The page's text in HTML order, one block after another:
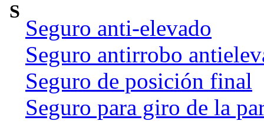
S
Seguro anti-elevado
Seguro antirrobo
Seguro de posición final
Seguro para giro de la